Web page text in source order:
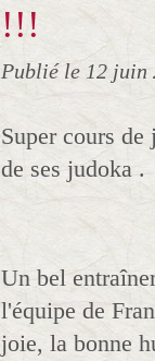
!!!
Publié le 12 juin
Super cours
de ses judoka .
Un bel
l'équipe de
joie, la bonne